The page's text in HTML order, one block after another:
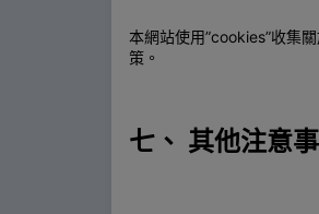
本網站使用”cookies”收集
策。
七、 其他注意